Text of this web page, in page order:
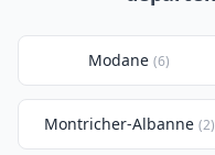
Modane (6)
Montricher-Albanne (2)